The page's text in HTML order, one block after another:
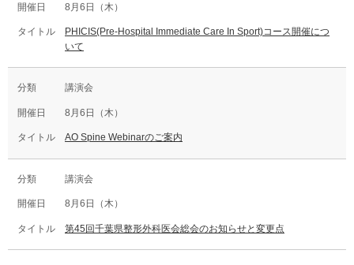
8月6日（木）
PHICIS(Pre-Hospital Immediate Care In Sport)コース開催につ
いて
講演会
8月6日（木）
AO Spine Webinarのご案内
講演会
8月6日（木）
第45回千葉県整形外科医会総会のお知らせと変更点